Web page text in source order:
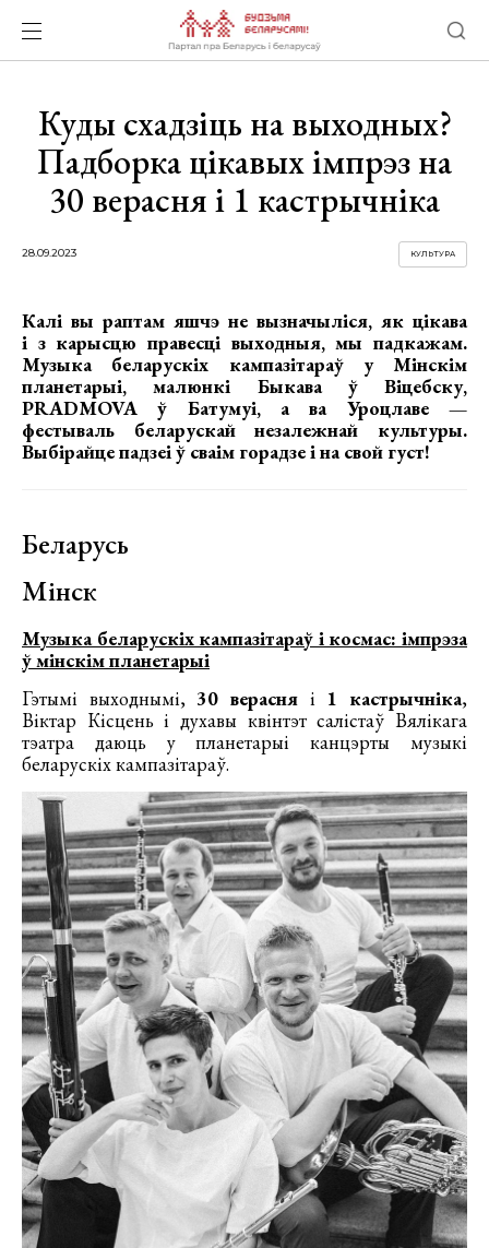
Куды схадзіць на выходных?
Падборка цікавых імпрэз на
30 верасня і 1 кастрычніка
28.09.2023 КУЛЬТУРА
Калі вы раптам яшчэ не вызначыліся, як цікава
і з карысцю правесці выходныя, мы падкажам.
Музыка беларускіх кампазітараў у Мінскім
планетарыі, малюнкі Быкава ў Віцебску,
PRADMOVA ў Батумуі, а ва Уроцлаве —
фестываль беларускай незалежнай культуры.
Выбірайце падзеі ў сваім горадзе і на свой густ!
Беларусь
Мінск
Музыка беларускіх кампазітараў і космас: імпрэза
ў мінскім планетарыі
Гэтымі выходнымі, 30 верасня і 1 кастрычніка,
Віктар Кісцень і духавы квінтэт салістаў Вялікага
тэатра даюць у планетарыі канцэрты музыкі
беларускіх кампазітараў.